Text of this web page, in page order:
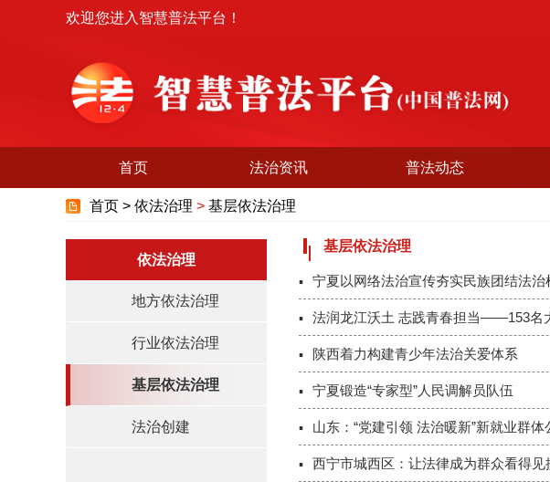
欢迎您进入智慧普法平台！
首页 法治资讯 普法动态
首页 > 依法治理 > 基层依法治理
依法治理
地方依法治理
行业依法治理
基层依法治理
法治创建
基层依法治理
宁夏以网络法治宣传夯实民族团结法治
法润龙江沃土 志践青春担当——153名
陕西着力构建青少年法治关爱体系
宁夏锻造“专家型”人民调解员队伍
山东：“党建引领 法治暖新”新就业群
西宁市城西区：让法律成为群众看得